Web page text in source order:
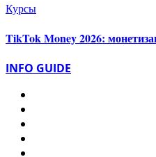
Курсы
TikTok Money 2026:
INFO GUIDE